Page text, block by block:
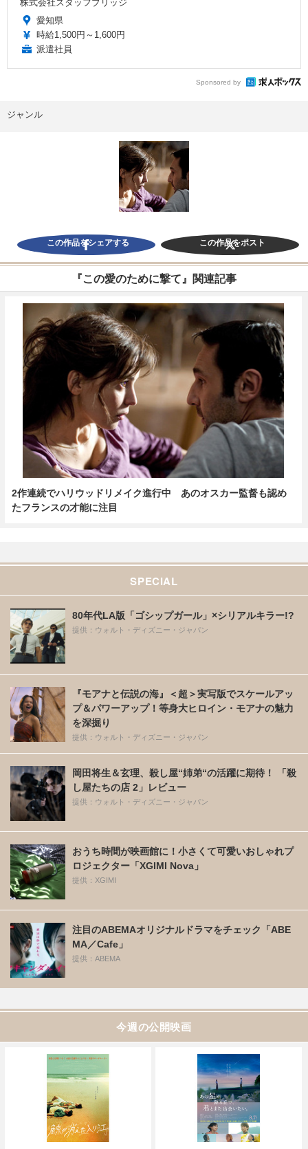
株式会社スタッフブリッジ
愛知県
時給1,500円～1,600円
派遣社員
Sponsored by
ジャンル
この作品をシェアする この作品をポスト
『この愛のために撃て』関連記事
2作連続でハリウッドリメイク進行中 あのオスカー監督も認め
たフランスの才能に注目
SPECIAL
80年代LA版「ゴシップガール」×シリアルキラー!?
提供：ウォルト・ディズニー・ジャパン
『モアナと伝説の海』＜超＞実写版でスケールアッ
プ＆パワーアップ！等身大ヒロイン・モアナの魅力
を深掘り
提供：ウォルト・ディズニー・ジャパン
岡田将生＆玄理、殺し屋“姉弟“の活躍に期待！ 「殺
し屋たちの店 2」レビュー
提供：ウォルト・ディズニー・ジャパン
おうち時間が映画館に！小さくて可愛いおしゃれプ
ロジェクター「XGIMI Nova」
提供：XGIMI
注目のABEMAオリジナルドラマをチェック「ABE
MA／Cafe」
提供：ABEMA
今週の公開映画